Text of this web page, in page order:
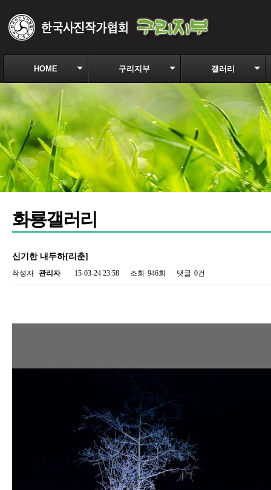
HOME 구리지부 갤러리
화룡갤러리
신기한 내두하[리춘]
작성자 관리자 15-03-24 23:58 조회 946회 댓글 0건